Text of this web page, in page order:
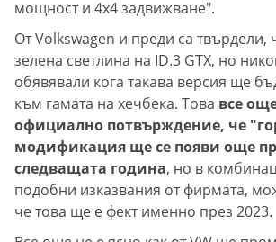
мощност и 4х4 задвижване".
От Volkswagen и преди са твърдели,
зелена светлина на ID.3 GTX, но
обявявали кога такава версия ще
към гамата на хечбека. Това все
официално потвърждение, че
модификация ще се появи още
следващата година, но в
подобни изказвания от фирмата,
че това ще е фект именно през 2023.